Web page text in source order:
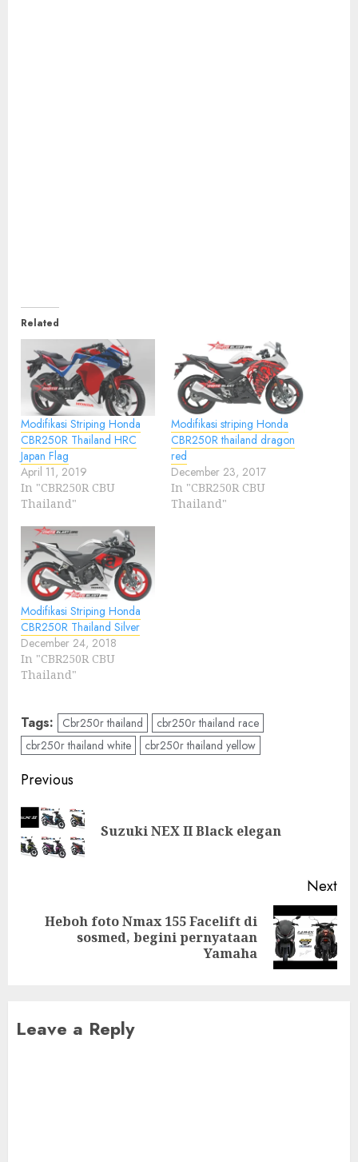
Related
Modifikasi Striping Honda
CBR250R Thailand HRC
Japan Flag
April 11, 2019
In "CBR250R CBU
Thailand"
Modifikasi striping Honda
CBR250R thailand dragon
red
December 23, 2017
In "CBR250R CBU
Thailand"
Modifikasi Striping Honda
CBR250R Thailand Silver
December 24, 2018
In "CBR250R CBU
Thailand"
Tags: Cbr250r thailand
cbr250r thailand race
cbr250r thailand white
cbr250r thailand yellow
Post
navigation
Previous
Suzuki NEX II Black elegan
Next
Next
Heboh foto Nmax 155 Facelift di
sosmed, begini pernyataan
Yamaha
Leave a Reply